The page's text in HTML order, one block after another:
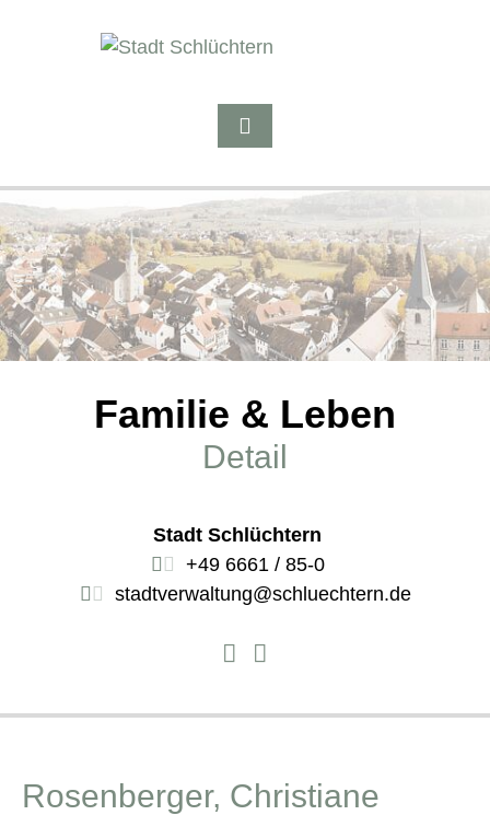
Familie & Leben
Detail
Stadt Schlüchtern
+49 6661 / 85-0
stadtverwaltung@schluechtern.de
Rosenberger, Christiane